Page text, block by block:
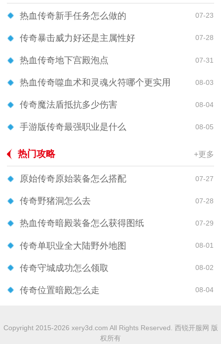
热血传奇新手任务怎么做的 07-23
传奇暴击威力好还是主属性好 07-28
热血传奇地下宫殿泡点 07-31
热血传奇噬血术和灵魂火符哪个更实用 08-03
传奇魔法盾抵抗多少伤害 08-04
手游版传奇最强职业是什么 08-05
热门攻略 +更多
原始传奇原始装备怎么搭配 07-27
传奇野猪洞怎么去 07-28
热血传奇暗殿装备怎么获得图纸 07-29
传奇单职业全大陆野外地图 08-01
传奇守城成功怎么领取 08-02
传奇位置暗殿怎么走 08-04
Copyright 2015-2026 xery3d.com All Rights Reserved. 西锐开服网 版
权所有